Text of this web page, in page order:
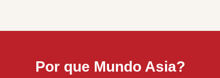
Por que Mundo Asia?